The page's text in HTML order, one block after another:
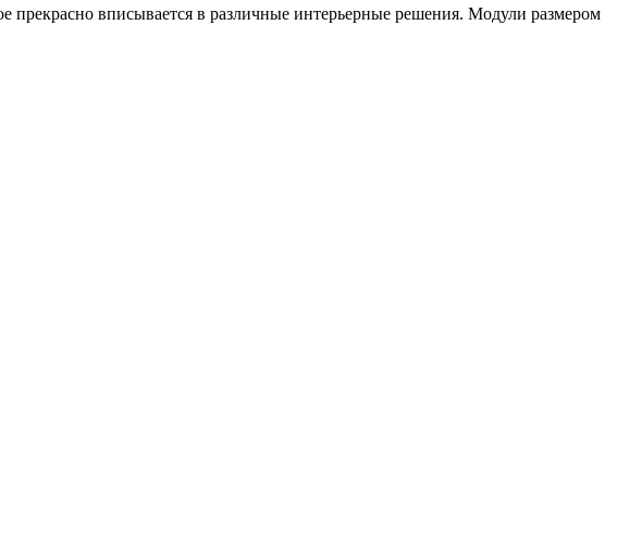
прекрасно вписывается в различные интерьерные решения. Модули размером